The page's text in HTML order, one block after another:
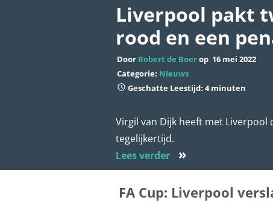
Liverpool pakt
rood en een
Door Robert de Boerop 16 mei 2022
Categorie: Nieuws
Geschatte Leestijd: 4 minuten
Virgil van Dijk heeft met Liverpool
tegelijkertijd.
Lees verder
»
FA Cup: Liverpool